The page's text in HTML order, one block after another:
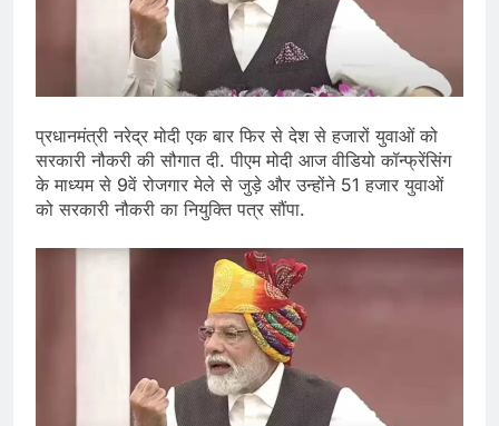
प्रधानमंत्री नरेद्र मोदी एक बार फिर से देश से हजारों युवाओं को
सरकारी नौकरी की सौगात दी. पीएम मोदी आज वीडियो कॉन्फ्रेंसिंग
के माध्यम से 9वें रोजगार मेले से जुड़े और उन्होंने 51 हजार युवाओं
को सरकारी नौकरी का नियुक्ति पत्र सौंपा.